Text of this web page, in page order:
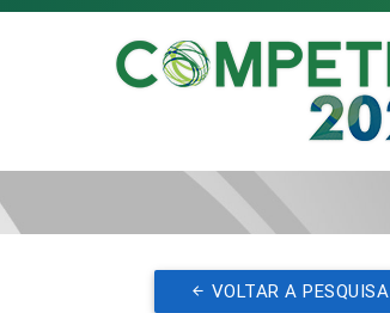
VOLTAR A PESQUISA